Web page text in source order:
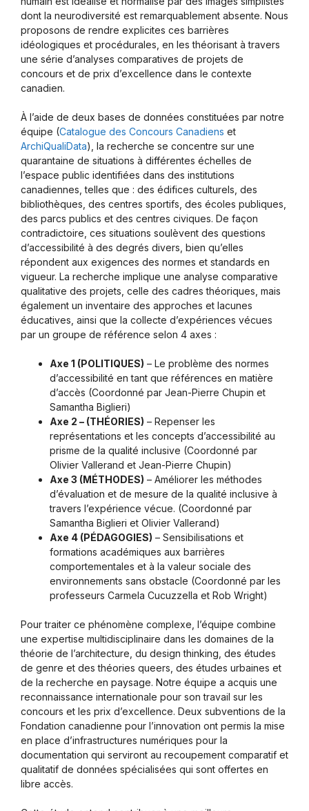
dont la neurodiversité est remarquablement absente. Nous
proposons de rendre explicites ces barrières
idéologiques et procédurales, en les théorisant à travers
une série d’analyses comparatives de projets de
concours et de prix d’excellence dans le contexte
canadien.
À l’aide de deux bases de données constituées par notre
équipe (Catalogue des Concours Canadiens et
ArchiQualiData), la recherche se concentre sur une
quarantaine de situations à différentes échelles de
l’espace public identifiées dans des institutions
canadiennes, telles que : des édifices culturels, des
bibliothèques, des centres sportifs, des écoles publiques,
des parcs publics et des centres civiques. De façon
contradictoire, ces situations soulèvent des questions
d’accessibilité à des degrés divers, bien qu’elles
répondent aux exigences des normes et standards en
vigueur. La recherche implique une analyse comparative
qualitative des projets, celle des cadres théoriques, mais
également un inventaire des approches et lacunes
éducatives, ainsi que la collecte d’expériences vécues
par un groupe de référence selon 4 axes :
Axe 1 (POLITIQUES) – Le problème des normes
d’accessibilité en tant que références en matière
d’accès (Coordonné par Jean-Pierre Chupin et
Samantha Biglieri)
Axe 2 – (THÉORIES) – Repenser les
représentations et les concepts d’accessibilité au
prisme de la qualité inclusive (Coordonné par
Olivier Vallerand et Jean-Pierre Chupin)
Axe 3 (MÉTHODES) – Améliorer les méthodes
d’évaluation et de mesure de la qualité inclusive à
travers l’expérience vécue. (Coordonné par
Samantha Biglieri et Olivier Vallerand)
Axe 4 (PÉDAGOGIES) – Sensibilisations et
formations académiques aux barrières
comportementales et à la valeur sociale des
environnements sans obstacle (Coordonné par les
professeurs Carmela Cucuzzella et Rob Wright)
Pour traiter ce phénomène complexe, l’équipe combine
une expertise multidisciplinaire dans les domaines de la
théorie de l’architecture, du design thinking, des études
de genre et des théories queers, des études urbaines et
de la recherche en paysage. Notre équipe a acquis une
reconnaissance internationale pour son travail sur les
concours et les prix d’excellence. Deux subventions de la
Fondation canadienne pour l’innovation ont permis la mise
en place d’infrastructures numériques pour la
documentation qui serviront au recoupement comparatif et
qualitatif de données spécialisées qui sont offertes en
libre accès.